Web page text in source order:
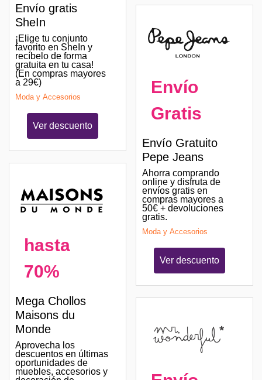
Envío gratis
SheIn
¡Elige tu conjunto
favorito en SheIn y
recíbelo de forma
gratuita en tu casa!
(En compras mayores
a 29€)
Moda y Accesorios
Ver descuento
hasta
70%
Mega Chollos
Maisons du
Monde
Aprovecha los
descuentos en últimas
oportunidades de
muebles, accesorios y
Envío
Gratis
Envío Gratuito
Pepe Jeans
Ahorra comprando
online y disfruta de
envíos gratis en
compras mayores a
50€ + devoluciones
gratis.
Moda y Accesorios
Ver descuento